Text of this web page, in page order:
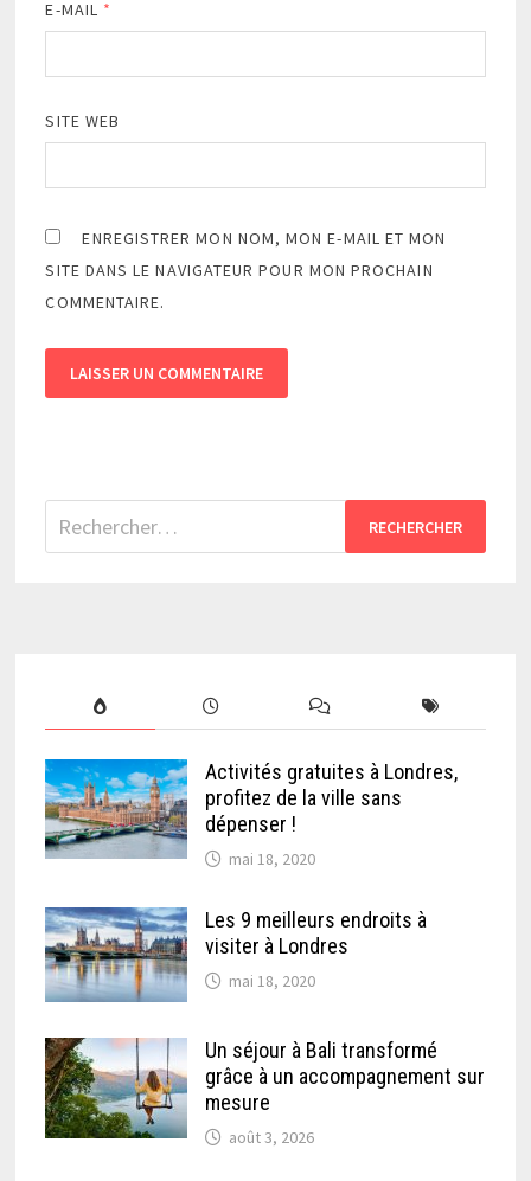
E-MAIL *
SITE WEB
ENREGISTRER MON NOM, MON E-MAIL ET MON
SITE DANS LE NAVIGATEUR POUR MON PROCHAIN
COMMENTAIRE.
Rechercher :
Activités gratuites à Londres,
profitez de la ville sans
dépenser !
mai 18, 2020
Les 9 meilleurs endroits à
visiter à Londres
mai 18, 2020
Un séjour à Bali transformé
grâce à un accompagnement sur
mesure
août 3, 2026